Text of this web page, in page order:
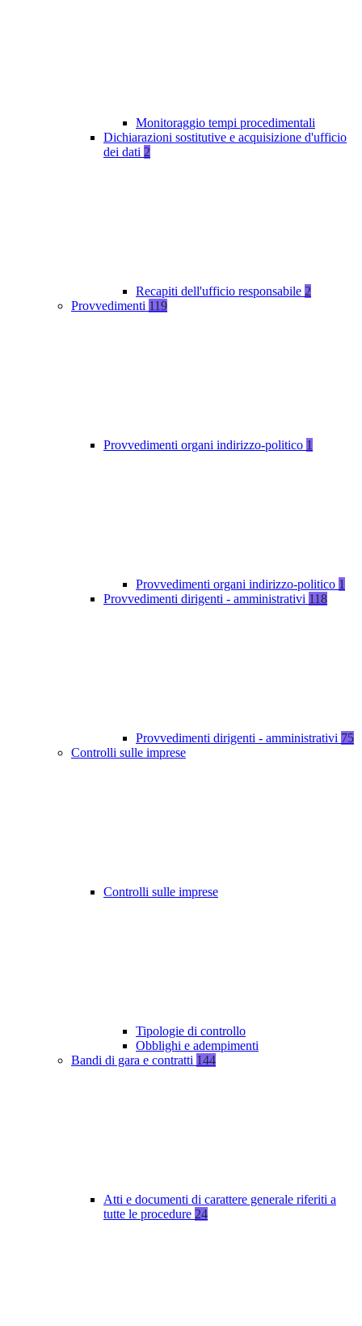
Monitoraggio tempi procedimentali
Dichiarazioni sostitutive e acquisizione d'ufficio
dei dati 2
Recapiti dell'ufficio responsabile 2
Provvedimenti 119
Provvedimenti organi indirizzo-politico 1
Provvedimenti organi indirizzo-politico 1
Provvedimenti dirigenti - amministrativi 118
Provvedimenti dirigenti - amministrativi 75
Controlli sulle imprese
Controlli sulle imprese
Tipologie di controllo
Obblighi e adempimenti
Bandi di gara e contratti 144
Atti e documenti di carattere generale riferiti a
tutte le procedure 24